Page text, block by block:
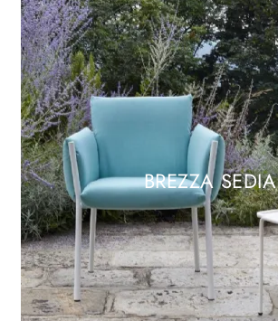
BREZZA SEDIA